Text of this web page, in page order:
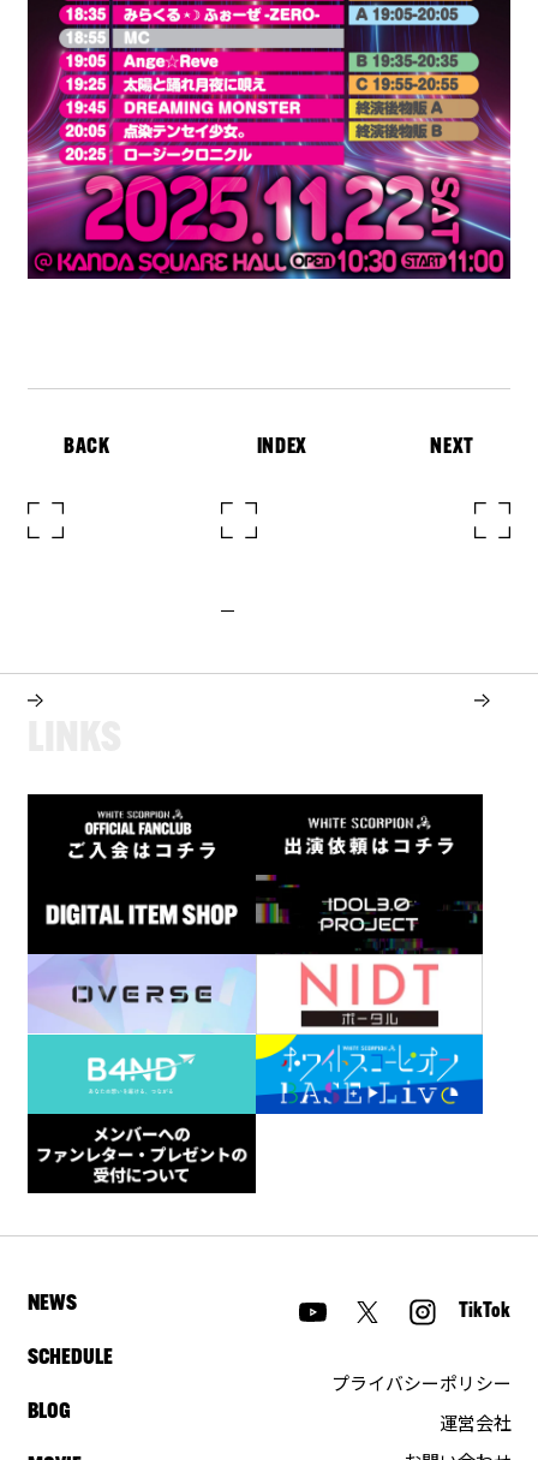
BACK INDEX NEXT
NEWS
SCHEDULE
BLOG
TikTok
プライバシーポリシー
運営会社